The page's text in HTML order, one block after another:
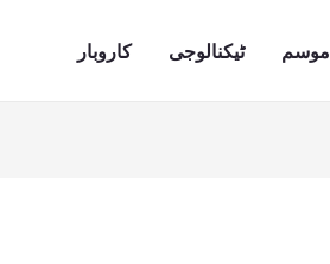
موسم ٹیکنالوجی کاروبار